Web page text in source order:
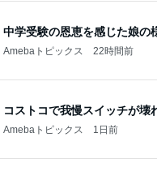
中学受験の恩恵を感じた娘の
Amebaトピックス 22時間前
コストコで我慢スイッチが壊
Amebaトピックス 1日前